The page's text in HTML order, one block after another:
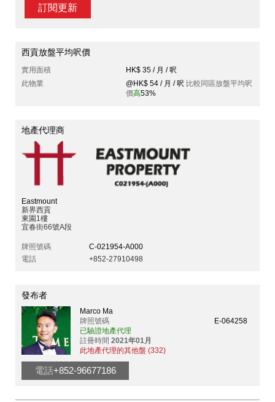
訂閱更新
西貢放盤平均呎價
實用面積
HK$ 35 / 月 / 呎
此物業
@HK$ 54 / 月 / 呎 比較同區放盤平均呎
價高53%
地產代理商
Eastmount
新界西貢
東園1樓
宜春街66號A段
牌照號碼
C-021954-A000
電話
+852-27910498
發布者
Marco Ma
牌照號碼
E-064258
已驗證地產代理
註冊時間 2021年01月
此地產代理的其他盤 (332)
電話+852-96677186